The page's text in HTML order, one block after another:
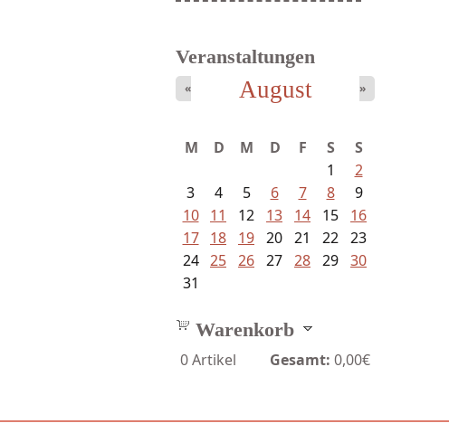
Veranstaltungen
August
« »
M D M D F S
S
1
2
3
4 5 6 7 8
9
10
11 12 13 14 15
16
17
18 19 20 21 22 23
24 25 26 27 28 29 30
31
Warenkorb
0Artikel Gesamt: 0,00€